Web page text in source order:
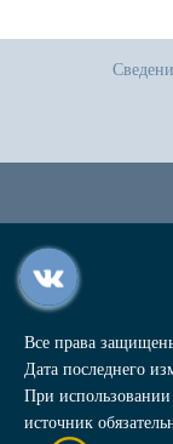
Все права
Дата последнего
При использовании
источник